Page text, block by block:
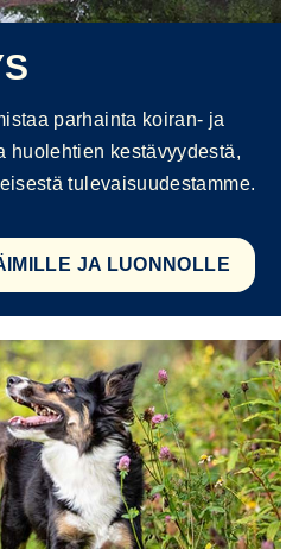
parhainta koiran- ja
huolehtien kestävyydestä,
tulevaisuudestamme.
JA LUONNOLLE